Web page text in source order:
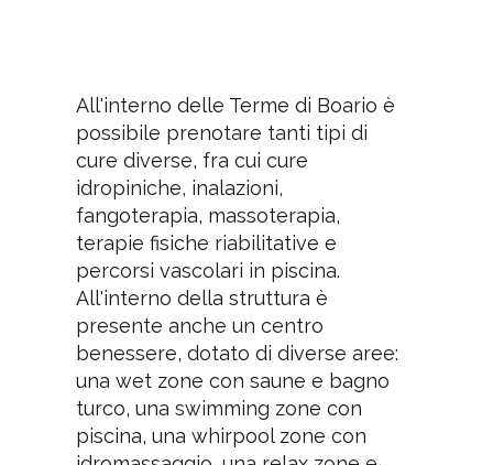
All'interno delle Terme di Boario è
possibile prenotare tanti tipi di
cure diverse, fra cui cure
idropiniche, inalazioni,
fangoterapia, massoterapia,
terapie fisiche riabilitative e
percorsi vascolari in piscina.
All'interno della struttura è
presente anche un centro
benessere, dotato di diverse aree:
una wet zone con saune e bagno
turco, una swimming zone con
piscina, una whirpool zone con